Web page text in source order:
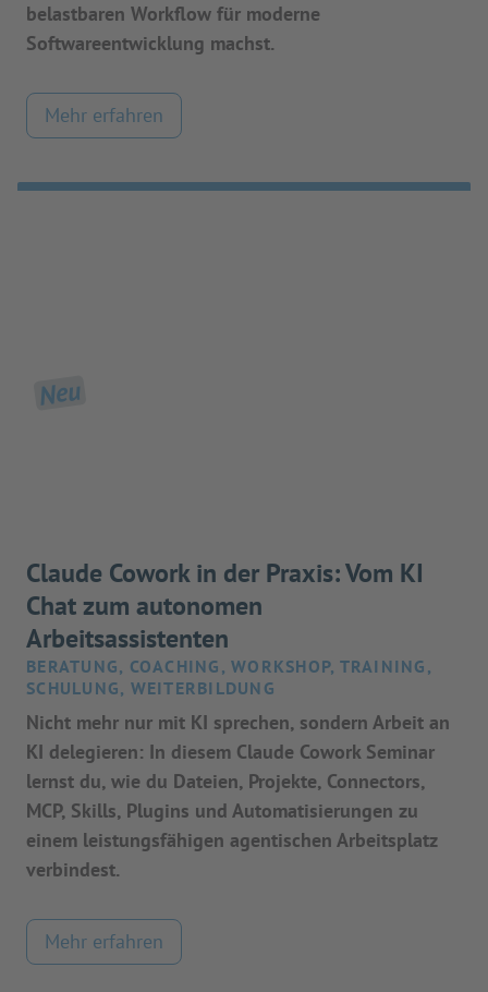
belastbaren Workflow für moderne
Softwareentwicklung machst.
Mehr erfahren
Neu
Claude Cowork in der Praxis: Vom KI
Chat zum autonomen
Arbeitsassistenten
BERATUNG, COACHING, WORKSHOP, TRAINING,
SCHULUNG, WEITERBILDUNG
Nicht mehr nur mit KI sprechen, sondern Arbeit an
KI delegieren: In diesem Claude Cowork Seminar
lernst du, wie du Dateien, Projekte, Connectors,
MCP, Skills, Plugins und Automatisierungen zu
einem leistungsfähigen agentischen Arbeitsplatz
verbindest.
Mehr erfahren